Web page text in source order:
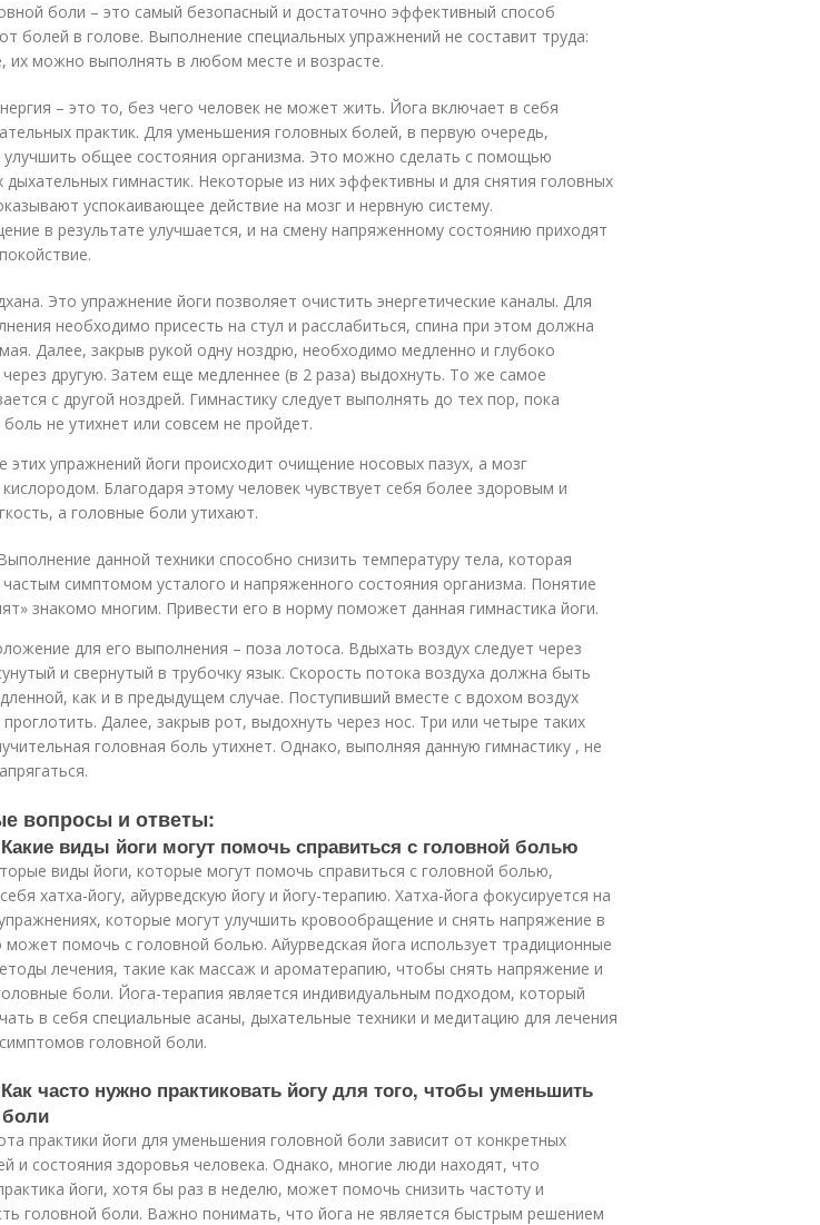
боли – это самый безопасный и достаточно эффективный способ
болей в голове. Выполнение специальных упражнений не составит труда:
их можно выполнять в любом месте и возрасте.
– это то, без чего человек не может жить. Йога включает в себя
практик. Для уменьшения головных болей, в первую очередь,
общее состояния организма. Это можно сделать с помощью
дыхательных гимнастик. Некоторые из них эффективны и для снятия головных
успокаивающее действие на мозг и нервную систему.
в результате улучшается, и на смену напряженному состоянию приходят
Это упражнение йоги позволяет очистить энергетические каналы. Для
необходимо присесть на стул и расслабиться, спина при этом должна
Далее, закрыв рукой одну ноздрю, необходимо медленно и глубоко
через другую. Затем еще медленнее (в 2 раза) выдохнуть. То же самое
с другой ноздрей. Гимнастику следует выполнять до тех пор, пока
не утихнет или совсем не пройдет.
этих упражнений йоги происходит очищение носовых пазух, а мозг
Благодаря этому человек чувствует себя более здоровым и
а головные боли утихают.
данной техники способно снизить температуру тела, которая
частым симптомом усталого и напряженного состояния организма. Понятие
знакомо многим. Привести его в норму поможет данная гимнастика йоги.
для его выполнения – поза лотоса. Вдыхать воздух следует через
и свернутый в трубочку язык. Скорость потока воздуха должна быть
как и в предыдущем случае. Поступивший вместе с вдохом воздух
Далее, закрыв рот, выдохнуть через нос. Три или четыре таких
головная боль утихнет. Однако, выполняя данную гимнастику , не
вопросы и ответы:
виды йоги могут помочь справиться с головной болью
виды йоги, которые могут помочь справиться с головной болью,
хатха-йогу, айурведскую йогу и йогу-терапию. Хатха-йога фокусируется на
которые могут улучшить кровообращение и снять напряжение в
помочь с головной болью. Айурведская йога использует традиционные
лечения, такие как массаж и ароматерапию, чтобы снять напряжение и
боли. Йога-терапия является индивидуальным подходом, который
в себя специальные асаны, дыхательные техники и медитацию для лечения
головной боли.
часто нужно практиковать йогу для того, чтобы уменьшить
практики йоги для уменьшения головной боли зависит от конкретных
и состояния здоровья человека. Однако, многие люди находят, что
йоги, хотя бы раз в неделю, может помочь снизить частоту и
головной боли. Важно понимать, что йога не является быстрым решением